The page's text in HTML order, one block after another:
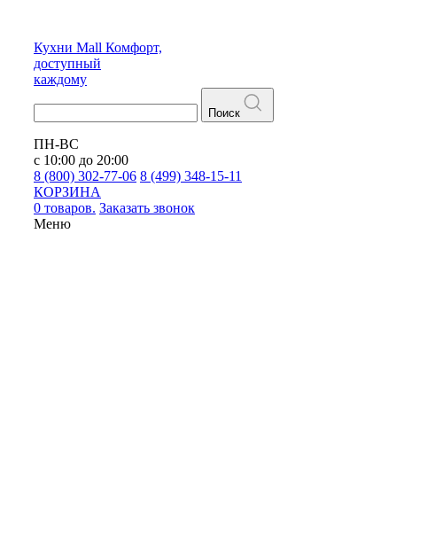
Кухни Mall Комфорт,
доступный
каждому
Поиск
ПН-ВС
с 10:00 до 20:00
8 (800) 302-77-06 8 (499) 348-15-11
КОРЗИНА
0 товаров. Заказать звонок
Меню